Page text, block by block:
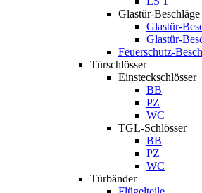
Glastür-Beschläge
Glastür-
Glastür-
Feuerschutz-
Türschlösser
Einsteckschlösser
BB
PZ
WC
TGL-Schlösser
BB
PZ
WC
Türbänder